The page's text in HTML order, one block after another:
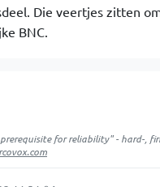
Die veertjes zitten
BNC.
for reliability" - hard-,